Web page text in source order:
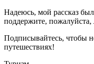
Надеюсь, мой рассказ
поддержите, пожалуйста,
Подписывайтесь, чтобы
путешествиях!